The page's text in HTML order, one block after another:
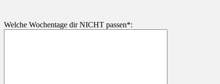
Welche Wochentage dir NICHT passen*: